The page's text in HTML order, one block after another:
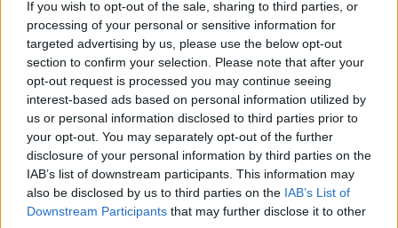
If you wish to opt-out of the sale, sharing to third parties, or
processing of your personal or sensitive information for
targeted advertising by us, please use the below opt-out
section to confirm your selection. Please note that after your
opt-out request is processed you may continue seeing
interest-based ads based on personal information utilized by
us or personal information disclosed to third parties prior to
your opt-out. You may separately opt-out of the further
disclosure of your personal information by third parties on the
IAB’s list of downstream participants. This information may
also be disclosed by us to third parties on the IAB’s List of
Downstream Participants that may further disclose it to other
09 sierpnia 2026 | 09:54
700 lat parafii pw. św. Wawrzyńca w Olbierzowicach
Popularne